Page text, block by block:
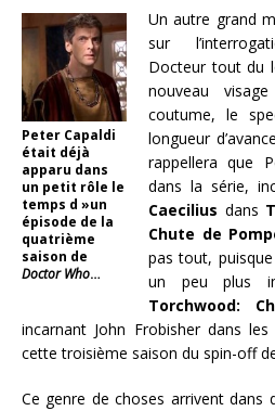
Peter Capaldi
était déjà
apparu dans
un petit rôle le
temps d »un
épisode de la
quatrième
saison de
Doctor Who…
Un autre grand
sur
Docteur tout du
nouveau
coutume, le
longueur
rappellera que
dans la série,
Caecilius dans
Chute de
pas tout,
un peu plus
Torchwood:
incarnant John Frobisher dans
cette troisième saison du spin-off
Ce genre de choses arrivent dans